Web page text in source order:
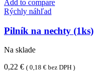
Add to compare
Rýchly náhľad
Pilník na nechty (1ks)
Na sklade
0,22 € ( 0,18 € bez DPH )